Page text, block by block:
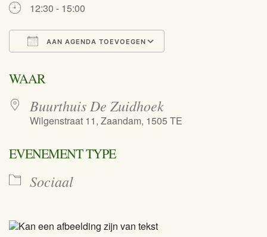
12:30 - 15:00
AAN AGENDA TOEVOEGEN
WAAR
Buurthuis De Zuidhoek
Wilgenstraat 11, Zaandam, 1505 TE
EVENEMENT TYPE
Sociaal